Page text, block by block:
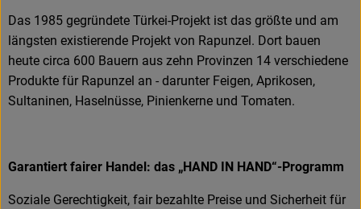
Das 1985 gegründete Türkei-Projekt ist das größte und am
längsten existierende Projekt von Rapunzel. Dort bauen
heute circa 600 Bauern aus zehn Provinzen 14 verschiedene
Produkte für Rapunzel an - darunter Feigen, Aprikosen,
Sultaninen, Haselnüsse, Pinienkerne und Tomaten.
Garantiert fairer Handel: das „HAND IN HAND“-Programm
Soziale Gerechtigkeit, fair bezahlte Preise und Sicherheit für